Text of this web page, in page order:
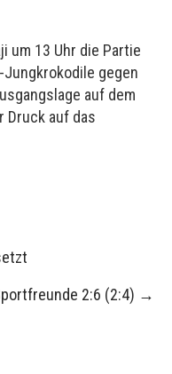
um 13 Uhr die Partie
gegen
auf dem
Druck auf das
2:6 (2:4) →